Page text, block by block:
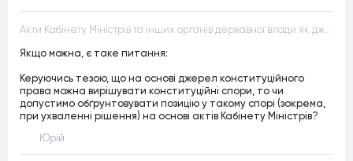
Акти Кабінету Міністрів та інших органів державної влади як джерела конституційного права
Якщо можна, є таке питання:
Керуючись тезою, що на основі джерел конституційного
права можна вирішувати конституційні спори, то чи
допустимо обґрунтовувати позицію у такому спорі (зокрема,
при ухваленні рішення) на основі актів Кабінету Міністрів?
Юрій